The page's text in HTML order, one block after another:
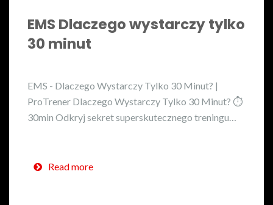
EMS Dlaczego wystarczy tylko
30 minut
EMS - Dlaczego Wystarczy Tylko 30 Minut? |
ProTrener Dlaczego Wystarczy Tylko 30 Minut? ⏱️
30min Odkryj sekret superskutecznego treningu…
Read more